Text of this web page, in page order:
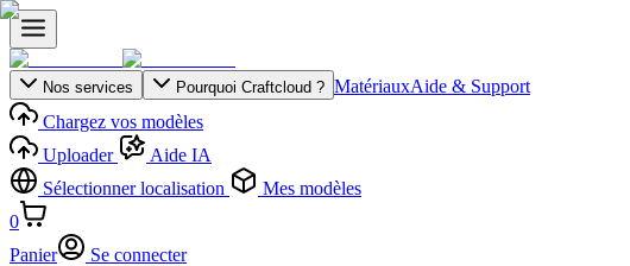
Nos services Pourquoi Craftcloud ? MatériauxAide & Support
Chargez vos modèles
Uploader
Aide IA
Sélectionner localisation
Mes modèles
0
Panier
Se connecter